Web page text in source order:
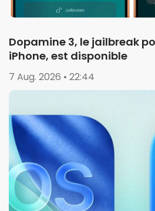
Dopamine 3, le jailbreak
iPhone, est disponible
7 Aug. 2026 • 22:44